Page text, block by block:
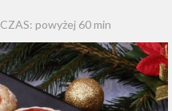
CZAS: powyżej 60 min